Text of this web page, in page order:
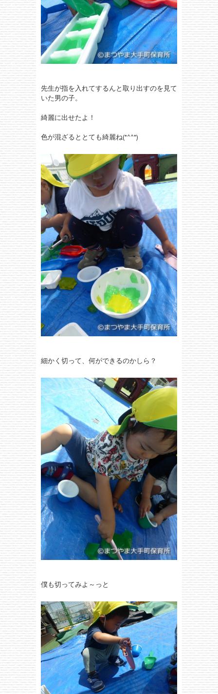
先生が指を入れてするんと取り出すのを見て
いた男の子。
綺麗に出せたよ！
色が混ざるととても綺麗ね(*^^*)
細かく切って、何ができるのかしら？
僕も切ってみよ～っと